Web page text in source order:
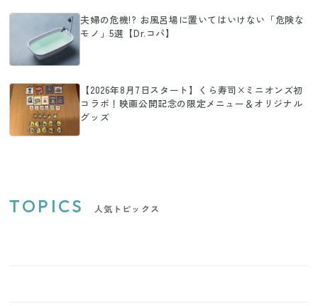
夫婦の危機!? お風呂場に置いてはいけない「危険な
モノ」5選【Dr.コパ】
【2026年8月7日スタート】くら寿司×ミニオンズ初
コラボ！映画公開記念の限定メニュー＆オリジナル
グッズ
TOPICS 人気トピックス